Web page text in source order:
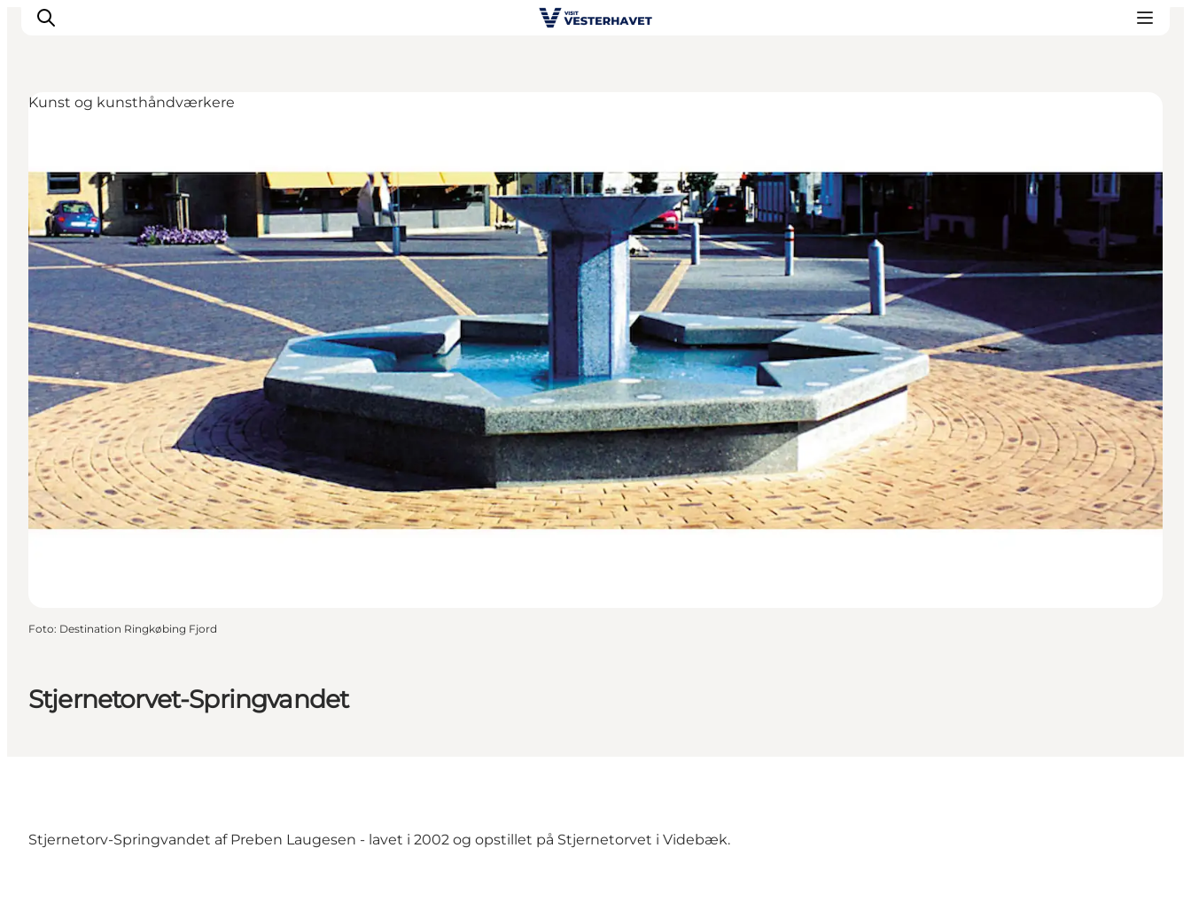
Oplevelser
Vores Byer
Mad & Overnatning
Køb billet
Planlæg din ferie
Stjernetorvet-Springvandet
Kunst og kunsthåndværkere
Foto: Destination Ringkøbing Fjord
Stjernetorv-Springvandet af Preben Laugesen - lavet i 2002 og opstillet på Stjernetorvet i Videbæk.